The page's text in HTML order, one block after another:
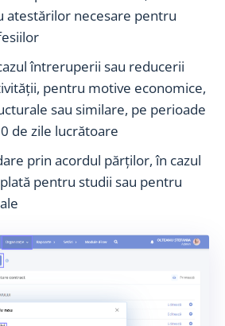
atestărilor necesare pentru
întreruperii sau reducerii
pentru motive economice,
sau similare, pe perioade
de zile lucrătoare
prin acordul părţilor, în cazul
pentru studii sau pentru